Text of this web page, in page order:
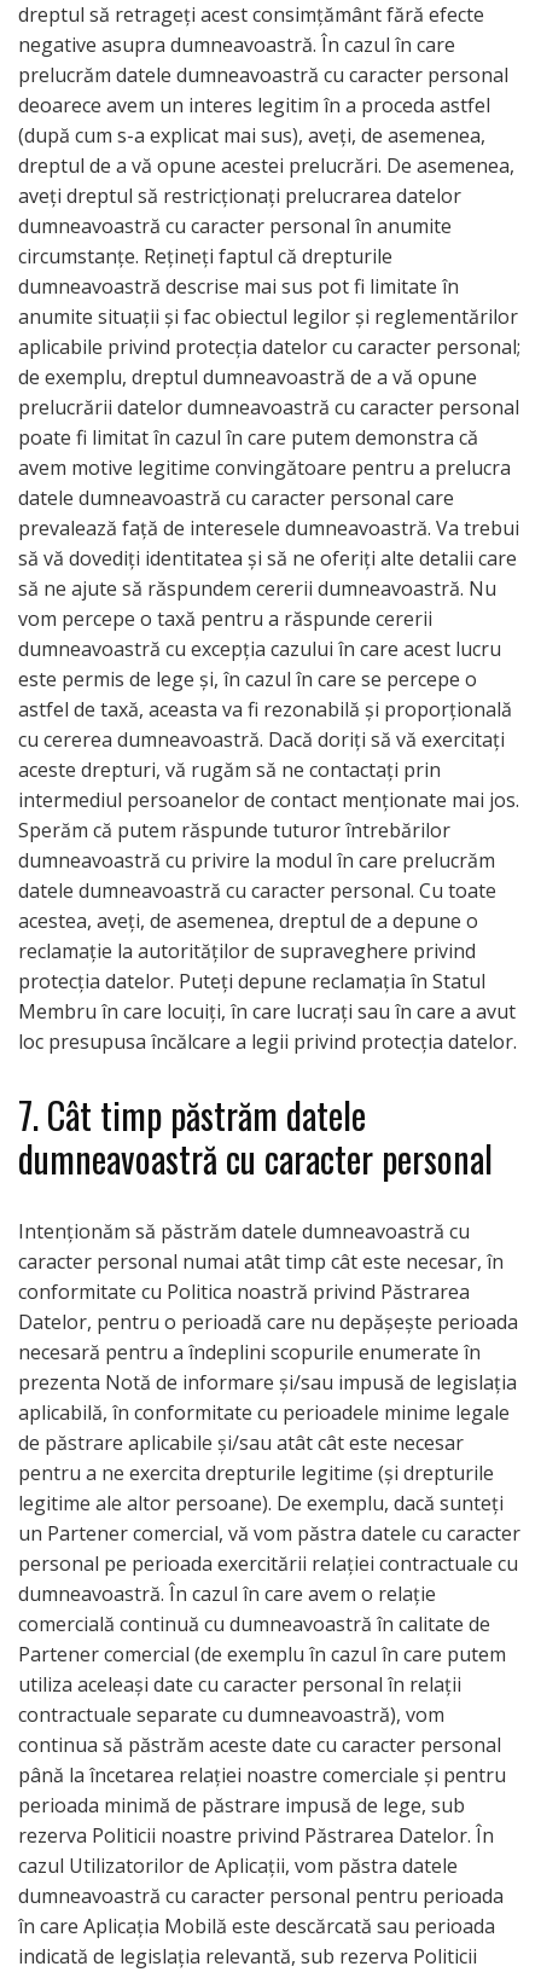
dreptul să retrageți acest consimțământ fără efecte
negative asupra dumneavoastră. În cazul în care
prelucrăm datele dumneavoastră cu caracter personal
deoarece avem un interes legitim în a proceda astfel
(după cum s-a explicat mai sus), aveți, de asemenea,
dreptul de a vă opune acestei prelucrări. De asemenea,
aveți dreptul să restricționați prelucrarea datelor
dumneavoastră cu caracter personal în anumite
circumstanțe. Rețineți faptul că drepturile
dumneavoastră descrise mai sus pot fi limitate în
anumite situații și fac obiectul legilor și reglementărilor
aplicabile privind protecția datelor cu caracter personal;
de exemplu, dreptul dumneavoastră de a vă opune
prelucrării datelor dumneavoastră cu caracter personal
poate fi limitat în cazul în care putem demonstra că
avem motive legitime convingătoare pentru a prelucra
datele dumneavoastră cu caracter personal care
prevalează față de interesele dumneavoastră. Va trebui
să vă dovediți identitatea și să ne oferiți alte detalii care
să ne ajute să răspundem cererii dumneavoastră. Nu
vom percepe o taxă pentru a răspunde cererii
dumneavoastră cu excepția cazului în care acest lucru
este permis de lege și, în cazul în care se percepe o
astfel de taxă, aceasta va fi rezonabilă și proporțională
cu cererea dumneavoastră. Dacă doriți să vă exercitați
aceste drepturi, vă rugăm să ne contactați prin
intermediul persoanelor de contact menționate mai jos.
Sperăm că putem răspunde tuturor întrebărilor
dumneavoastră cu privire la modul în care prelucrăm
datele dumneavoastră cu caracter personal. Cu toate
acestea, aveți, de asemenea, dreptul de a depune o
reclamație la autorităților de supraveghere privind
protecția datelor. Puteți depune reclamația în Statul
Membru în care locuiți, în care lucrați sau în care a avut
loc presupusa încălcare a legii privind protecția datelor.
7. Cât timp păstrăm datele
dumneavoastră cu caracter personal
Intenționăm să păstrăm datele dumneavoastră cu
caracter personal numai atât timp cât este necesar, în
conformitate cu Politica noastră privind Păstrarea
Datelor, pentru o perioadă care nu depășește perioada
necesară pentru a îndeplini scopurile enumerate în
prezenta Notă de informare și/sau impusă de legislația
aplicabilă, în conformitate cu perioadele minime legale
de păstrare aplicabile și/sau atât cât este necesar
pentru a ne exercita drepturile legitime (și drepturile
legitime ale altor persoane). De exemplu, dacă sunteți
un Partener comercial, vă vom păstra datele cu caracter
personal pe perioada exercitării relației contractuale cu
dumneavoastră. În cazul în care avem o relație
comercială continuă cu dumneavoastră în calitate de
Partener comercial (de exemplu în cazul în care putem
utiliza aceleași date cu caracter personal în relații
contractuale separate cu dumneavoastră), vom
continua să păstrăm aceste date cu caracter personal
până la încetarea relației noastre comerciale și pentru
perioada minimă de păstrare impusă de lege, sub
rezerva Politicii noastre privind Păstrarea Datelor. În
cazul Utilizatorilor de Aplicații, vom păstra datele
dumneavoastră cu caracter personal pentru perioada
în care Aplicația Mobilă este descărcată sau perioada
indicată de legislația relevantă, sub rezerva Politicii